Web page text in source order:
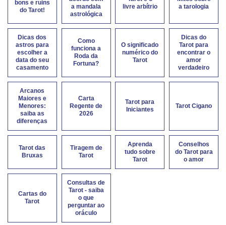
bons e ruins
do Tarot!
a mandala
astrológica
livre arbítrio
a tarologia
Dicas dos
astros para
escolher a
data do seu
casamento
Como
funciona a
Roda da
Fortuna?
O significado
numérico do
Tarot
Dicas do
Tarot para
encontrar o
amor
verdadeiro
Arcanos
Maiores e
Menores:
saiba as
diferenças
Carta
Regente de
2026
Tarot para
Iniciantes
Tarot Cigano
Tarot das
Bruxas
Tiragem de
Tarot
Aprenda
tudo sobre
Tarot
Conselhos
do Tarot para
o amor
Cartas do
Tarot
Consultas de
Tarot - saiba
o que
perguntar ao
oráculo